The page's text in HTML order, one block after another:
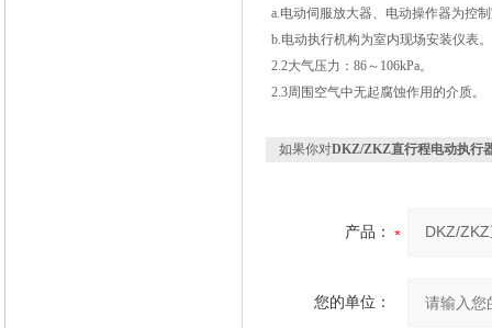
a.电动伺服放大器、电动操作器为控
b.电动执行机构为室内现场安装仪表
2.2大气压力：86～106kPa。
2.3周围空气中无起腐蚀作用的介质。
如果你对DKZ/ZKZ直行程电动执行
产品：
您的单位：